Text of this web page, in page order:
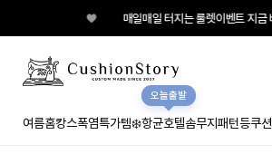
매일매일 터지는 룰렛이벤트 지금 바로 돌려보세요!
여름홈캉스폭염특가템❄️항균호텔솜
오늘출발
무지패턴등쿠션